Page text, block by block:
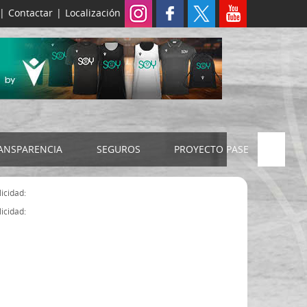
| Contactar | Localización
2024
SEGUROS
SEGURO JUDEX
PROYECTO PASE